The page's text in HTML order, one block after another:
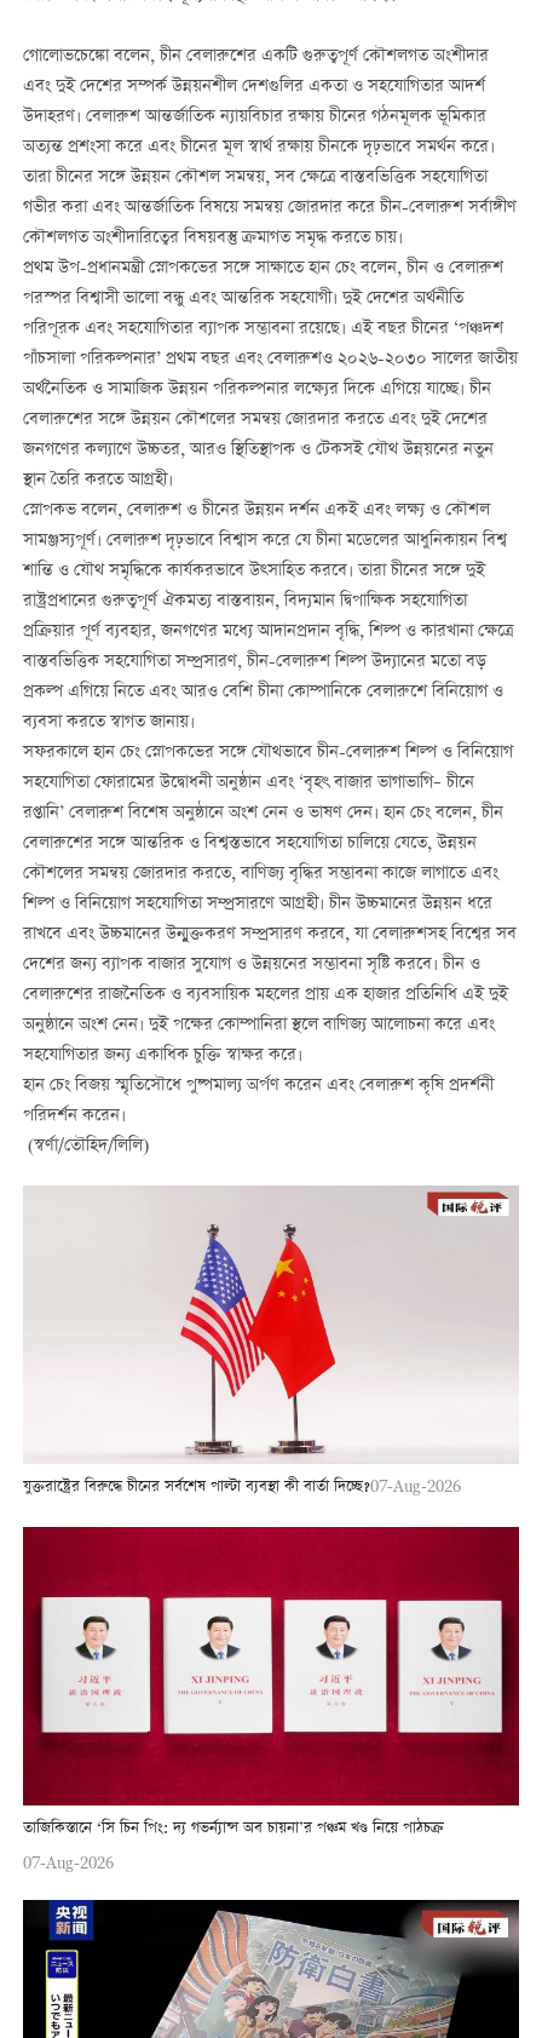
গোলোভচেঙ্কো বলেন, চীন বেলারুশের একটি গুরুত্বপূর্ণ কৌশলগত অংশীদার
এবং দুই দেশের সম্পর্ক উন্নয়নশীল দেশগুলির একতা ও সহযোগিতার আদর্শ
উদাহরণ। বেলারুশ আন্তর্জাতিক ন্যায়বিচার রক্ষায় চীনের গঠনমূলক ভূমিকার
অত্যন্ত প্রশংসা করে এবং চীনের মূল স্বার্থ রক্ষায় চীনকে দৃঢ়ভাবে সমর্থন করে।
তারা চীনের সঙ্গে উন্নয়ন কৌশল সমন্বয়, সব ক্ষেত্রে বাস্তবভিত্তিক সহযোগিতা
গভীর করা এবং আন্তর্জাতিক বিষয়ে সমন্বয় জোরদার করে চীন-বেলারুশ সর্বাঙ্গীণ
কৌশলগত অংশীদারিত্বের বিষয়বস্তু ক্রমাগত সমৃদ্ধ করতে চায়।
প্রথম উপ-প্রধানমন্ত্রী স্নোপকভের সঙ্গে সাক্ষাতে হান চেং বলেন, চীন ও বেলারুশ
পরস্পর বিশ্বাসী ভালো বন্ধু এবং আন্তরিক সহযোগী। দুই দেশের অর্থনীতি
পরিপূরক এবং সহযোগিতার ব্যাপক সম্ভাবনা রয়েছে। এই বছর চীনের ‘পঞ্চদশ
পাঁচসালা পরিকল্পনার’ প্রথম বছর এবং বেলারুশও ২০২৬-২০৩০ সালের জাতীয়
অর্থনৈতিক ও সামাজিক উন্নয়ন পরিকল্পনার লক্ষ্যের দিকে এগিয়ে যাচ্ছে। চীন
বেলারুশের সঙ্গে উন্নয়ন কৌশলের সমন্বয় জোরদার করতে এবং দুই দেশের
জনগণের কল্যাণে উচ্চতর, আরও স্থিতিস্থাপক ও টেকসই যৌথ উন্নয়নের নতুন
স্থান তৈরি করতে আগ্রহী।
স্নোপকভ বলেন, বেলারুশ ও চীনের উন্নয়ন দর্শন একই এবং লক্ষ্য ও কৌশল
সামঞ্জস্যপূর্ণ। বেলারুশ দৃঢ়ভাবে বিশ্বাস করে যে চীনা মডেলের আধুনিকায়ন বিশ্ব
শান্তি ও যৌথ সমৃদ্ধিকে কার্যকরভাবে উত্সাহিত করবে। তারা চীনের সঙ্গে দুই
রাষ্ট্রপ্রধানের গুরুত্বপূর্ণ ঐকমত্য বাস্তবায়ন, বিদ্যমান দ্বিপাক্ষিক সহযোগিতা
প্রক্রিয়ার পূর্ণ ব্যবহার, জনগণের মধ্যে আদানপ্রদান বৃদ্ধি, শিল্প ও কারখানা ক্ষেত্রে
বাস্তবভিত্তিক সহযোগিতা সম্প্রসারণ, চীন-বেলারুশ শিল্প উদ্যানের মতো বড়
প্রকল্প এগিয়ে নিতে এবং আরও বেশি চীনা কোম্পানিকে বেলারুশে বিনিয়োগ ও
ব্যবসা করতে স্বাগত জানায়।
সফরকালে হান চেং স্নোপকভের সঙ্গে যৌথভাবে চীন-বেলারুশ শিল্প ও বিনিয়োগ
সহযোগিতা ফোরামের উদ্বোধনী অনুষ্ঠান এবং ‘বৃহৎ বাজার ভাগাভাগি– চীনে
রপ্তানি’ বেলারুশ বিশেষ অনুষ্ঠানে অংশ নেন ও ভাষণ দেন। হান চেং বলেন, চীন
বেলারুশের সঙ্গে আন্তরিক ও বিশ্বস্তভাবে সহযোগিতা চালিয়ে যেতে, উন্নয়ন
কৌশলের সমন্বয় জোরদার করতে, বাণিজ্য বৃদ্ধির সম্ভাবনা কাজে লাগাতে এবং
শিল্প ও বিনিয়োগ সহযোগিতা সম্প্রসারণে আগ্রহী। চীন উচ্চমানের উন্নয়ন ধরে
রাখবে এবং উচ্চমানের উন্মুক্তকরণ সম্প্রসারণ করবে, যা বেলারুশসহ বিশ্বের সব
দেশের জন্য ব্যাপক বাজার সুযোগ ও উন্নয়নের সম্ভাবনা সৃষ্টি করবে। চীন ও
বেলারুশের রাজনৈতিক ও ব্যবসায়িক মহলের প্রায় এক হাজার প্রতিনিধি এই দুই
অনুষ্ঠানে অংশ নেন। দুই পক্ষের কোম্পানিরা স্থলে বাণিজ্য আলোচনা করে এবং
সহযোগিতার জন্য একাধিক চুক্তি স্বাক্ষর করে।
হান চেং বিজয় স্মৃতিসৌধে পুষ্পমাল্য অর্পণ করেন এবং বেলারুশ কৃষি প্রদর্শনী
পরিদর্শন করেন।
(স্বর্ণা/তৌহিদ/লিলি)
যুক্তরাষ্ট্রের বিরুদ্ধে চীনের সর্বশেষ পাল্টা ব্যবস্থা কী বার্তা দিচ্ছে?07-Aug-2026
তাজিকিস্তানে ‘সি চিন পিং: দ্য গভর্ন্যান্স অব চায়না’র পঞ্চম খণ্ড নিয়ে পাঠচক্র
07-Aug-2026